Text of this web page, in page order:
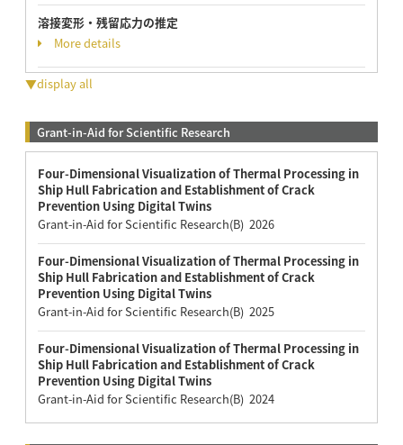
溶接変形・残留応力の推定
More details
▼display all
Grant-in-Aid for Scientific Research
Four-Dimensional Visualization of Thermal Processing in
Ship Hull Fabrication and Establishment of Crack
Prevention Using Digital Twins
Grant-in-Aid for Scientific Research(B) 2026
Four-Dimensional Visualization of Thermal Processing in
Ship Hull Fabrication and Establishment of Crack
Prevention Using Digital Twins
Grant-in-Aid for Scientific Research(B) 2025
Four-Dimensional Visualization of Thermal Processing in
Ship Hull Fabrication and Establishment of Crack
Prevention Using Digital Twins
Grant-in-Aid for Scientific Research(B) 2024